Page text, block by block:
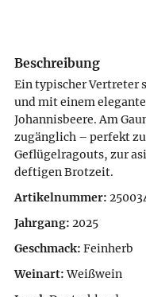
Beschreibung
Ein typischer Vertreter
und mit einem
Johannisbeere. Am
zugänglich – perfekt
Geflügelragouts, zur
deftigen Brotzeit.
Artikelnummer:
Jahrgang:2025
Geschmack: Feinherb
Weinart:Weißwein